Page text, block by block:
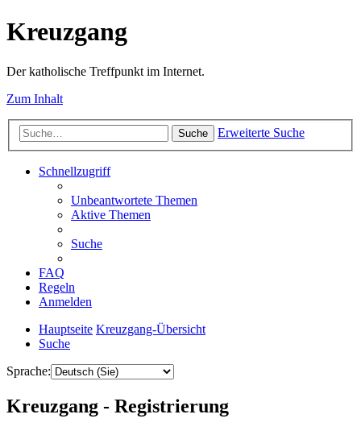
Kreuzgang
Der katholische Treffpunkt im Internet.
Zum Inhalt
Suche Erweiterte Suche
Schnellzugriff
Unbeantwortete Themen
Aktive Themen
Suche
FAQ
Regeln
Anmelden
Hauptseite Kreuzgang-Übersicht
Suche
Sprache:
Kreuzgang - Registrierung